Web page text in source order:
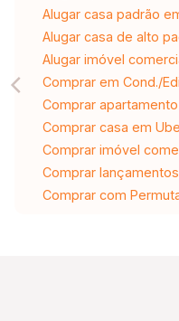
Alugar casa padrão
Alugar casa de alto
Alugar imóvel
Comprar em Cond./
Comprar
Comprar casa em
Comprar imóvel
Comprar
Comprar com